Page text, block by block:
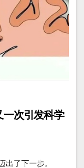
次引发科学
出了下一步。